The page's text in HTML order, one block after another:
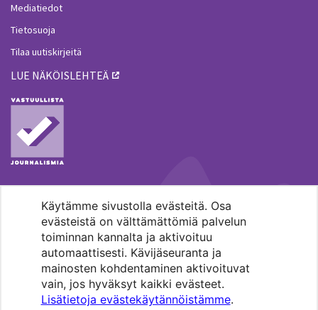
Käytämme sivustolla evästeitä. Osa
evästeistä on välttämättömiä palvelun
toiminnan kannalta ja aktivoituu
automaattisesti. Kävijäseuranta ja
mainosten kohdentaminen aktivoituvat
vain, jos hyväksyt kaikki evästeet.
Lisätietoja evästekäytännöistämme.
Mediatiedot
Tietosuoja
Tilaa uutiskirjeitä
LUE NÄKÖISLEHTEÄ
MENOHAKU
Pääkaupunkiseudun evankelis-